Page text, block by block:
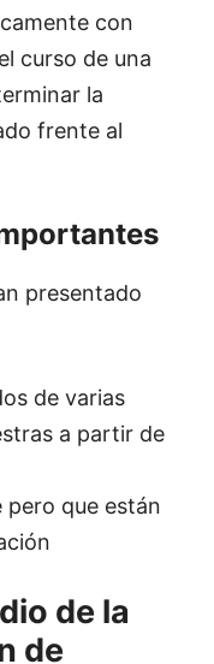
con
curso de una
la
frente al
presentado
de varias
a partir de
pero que están
de la
de